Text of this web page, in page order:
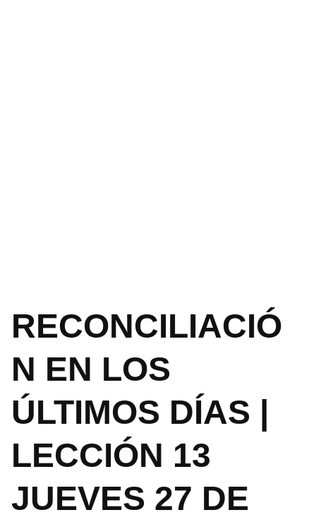
RECONCILIACIÓ
N EN LOS
ÚLTIMOS DÍAS |
LECCIÓN 13
JUEVES 27 DE